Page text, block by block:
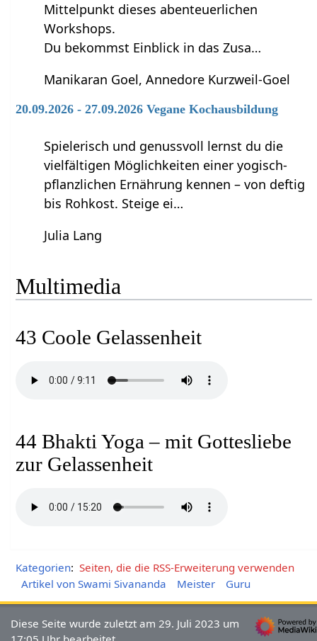
Mittelpunkt dieses abenteuerlichen
Workshops.
Du bekommst Einblick in das Zusa…
Manikaran Goel, Annedore Kurzweil-Goel
20.09.2026 - 27.09.2026 Vegane Kochausbildung
Spielerisch und genussvoll lernst du die
vielfältigen Möglichkeiten einer yogisch-
pflanzlichen Ernährung kennen – von deftig
bis Rohkost. Steige ei…
Julia Lang
Multimedia
43 Coole Gelassenheit
44 Bhakti Yoga – mit Gottesliebe
zur Gelassenheit
Kategorien: Seiten, die die RSS-Erweiterung verwenden
Artikel von Swami Sivananda
Meister Guru
Diese Seite wurde zuletzt am 29. Juli 2023 um